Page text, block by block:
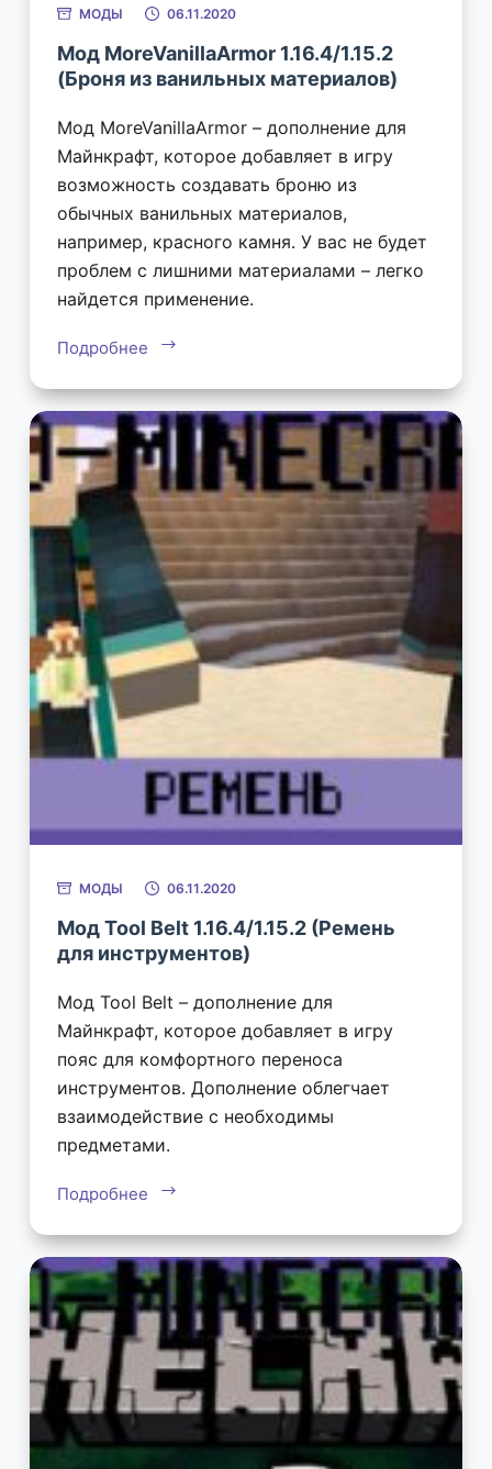
МОДЫ 06.11.2020
Мод MoreVanillaArmor 1.16.4/1.15.2
(Броня из ванильных материалов)
Мод MoreVanillaArmor – дополнение для
Майнкрафт, которое добавляет в игру
возможность создавать броню из
обычных ванильных материалов,
например, красного камня. У вас не будет
проблем с лишними материалами – легко
найдется применение.
Подробнее
МОДЫ 06.11.2020
Мод Tool Belt 1.16.4/1.15.2 (Ремень
для инструментов)
Мод Tool Belt – дополнение для
Майнкрафт, которое добавляет в игру
пояс для комфортного переноса
инструментов. Дополнение облегчает
взаимодействие с необходимы
предметами.
Подробнее